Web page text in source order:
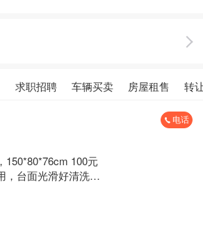
求职招聘 车辆买卖 房屋租售 转
电话
不锈钢工作台，单层，150*80*76cm 100元
，台面光滑好清洗
店、奶茶店、摆摊用